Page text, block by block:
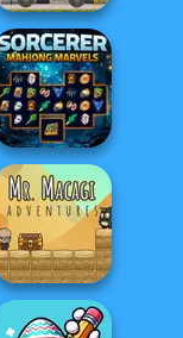
The Cargo
Sorcerer
Mahjong Marvels